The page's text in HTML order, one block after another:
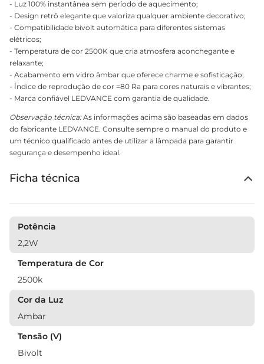
- Luz 100% instantânea sem período de aquecimento;
- Design retrô elegante que valoriza qualquer ambiente decorativo;
- Compatibilidade bivolt automática para diferentes sistemas
elétricos;
- Temperatura de cor 2500K que cria atmosfera aconchegante e
relaxante;
- Acabamento em vidro âmbar que oferece charme e sofisticação;
- Índice de reprodução de cor =80 Ra para cores naturais e vibrantes;
- Marca confiável LEDVANCE com garantia de qualidade.
Observação técnica:As informações acima são baseadas em dados
do fabricante LEDVANCE. Consulte sempre o manual do produto e
um técnico qualificado antes de utilizar a lâmpada para garantir
segurança e desempenho ideal.
Ficha técnica
Potência
2,2W
Temperatura de Cor
2500k
Cor da Luz
Ambar
Tensão (V)
Bivolt